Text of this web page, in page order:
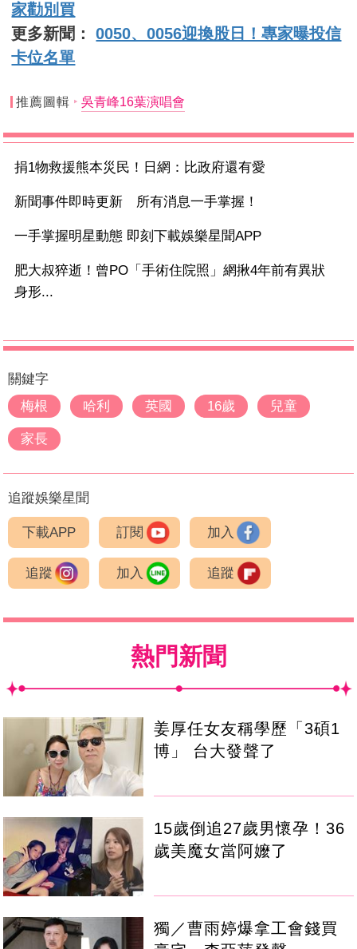
家勸別買
更多新聞：0050、0056迎換股日！專家曝投信
卡位名單
推薦圖輯 吳青峰16葉演唱會
捐1物救援熊本災民！日網：比政府還有愛
新聞事件即時更新 所有消息一手掌握！
一手掌握明星動態 即刻下載娛樂星聞APP
肥大叔猝逝！曾PO「手術住院照」網揪4年前有異狀
身形...
關鍵字
梅根
哈利 英國 16歲 兒童
家長
追蹤娛樂星聞
下載APP 訂閱 加入
追蹤 加入 追蹤
熱門新聞
姜厚任女友稱學歷「3碩1
博」 台大發聲了
15歲倒追27歲男懷孕！36
歲美魔女當阿嬤了
獨／曹雨婷爆拿工會錢買